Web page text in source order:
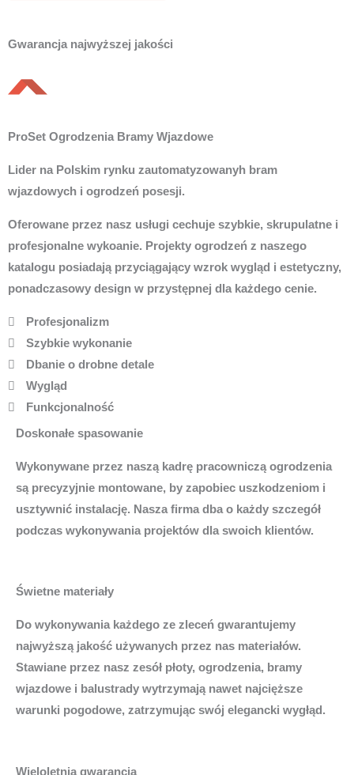
Gwarancja najwyższej jakości
ProSet Ogrodzenia Bramy Wjazdowe
Lider na Polskim rynku zautomatyzowanyh bram
wjazdowych i ogrodzeń posesji.
Oferowane przez nasz usługi cechuje szybkie, skrupulatne i
profesjonalne wykoanie. Projekty ogrodzeń z naszego
katalogu posiadają przyciągający wzrok wygląd i estetyczny,
ponadczasowy design w przystępnej dla każdego cenie.
Profesjonalizm
Szybkie wykonanie
Dbanie o drobne detale
Wygląd
Funkcjonalność
Doskonałe spasowanie
Wykonywane przez naszą kadrę pracowniczą ogrodzenia
są precyzyjnie montowane, by zapobiec uszkodzeniom i
usztywnić instalację. Nasza firma dba o każdy szczegół
podczas wykonywania projektów dla swoich klientów.
Świetne materiały
Do wykonywania każdego ze zleceń gwarantujemy
najwyższą jakość używanych przez nas materiałów.
Stawiane przez nasz zesół płoty, ogrodzenia, bramy
wjazdowe i balustrady wytrzymają nawet najcięższe
warunki pogodowe, zatrzymując swój elegancki wygłąd.
Wieloletnia gwarancja